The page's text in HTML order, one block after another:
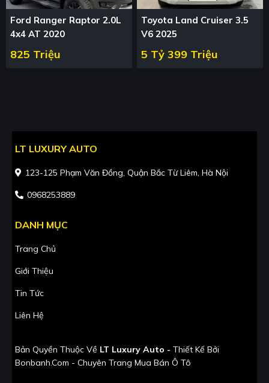
Ford Ranger Raptor 2.0L
4x4 AT 2020
825 Triệu
Toyota Land Cruiser 3.5
V6 2025
5 Tỷ 399 Triệu
LT LUXURY AUTO
123-125 Phạm Văn Đồng, Quận Bắc Từ Liêm, Hà Nội
0968253889
DANH MỤC
Trang Chủ
Giới Thiệu
Tin Tức
Liên Hệ
Bản Quyền Thuộc Về LT Luxury Auto - Thiết Kế Bởi
Bonbanh.com - Chuyên Trang Mua Bán Ô Tô